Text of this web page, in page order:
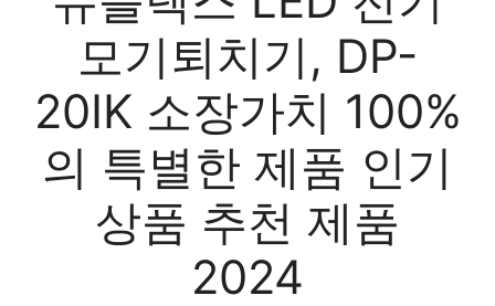
모기퇴치기, DP-
20IK 소장가치 100%
의 특별한 제품 인기
상품 추천 제품
2024